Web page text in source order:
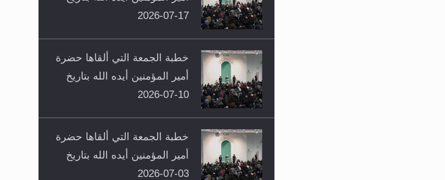
17-07-2026
خطبة الجمعة التي ألقاها حضرة
أمير المؤمنين أيده الله بتاريخ
10-07-2026
خطبة الجمعة التي ألقاها حضرة
أمير المؤمنين أيده الله بتاريخ
03-07-2026